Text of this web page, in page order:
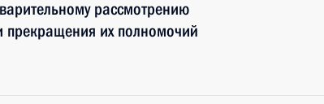
рассмотрению
прекращения их полномочий